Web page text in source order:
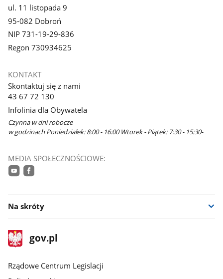
ul. 11 listopada 9
95-082 Dobroń
NIP 731-19-29-836
Regon 730934625
KONTAKT
Skontaktuj się z nami
43 67 72 130
Infolinia dla Obywatela
Czynna w dni robocze
w godzinach Poniedziałek: 8:00 - 16:00 Wtorek - Piątek: 7:30 - 15:30-
MEDIA SPOŁECZNOŚCIOWE:
Na skróty
stopka
gov.plStrona
gov.pl
Rządowe Centrum Legislacji